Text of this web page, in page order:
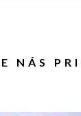
NÁS